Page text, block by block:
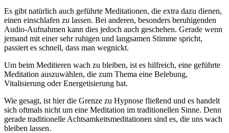
Es gibt natürlich auch geführte Meditationen, die extra dazu dienen,
einen einschlafen zu lassen. Bei anderen, besonders beruhigenden
Audio-Aufnahmen kann dies jedoch auch geschehen. Gerade wenn
jemand mit einer sehr ruhigen und langsamen Stimme spricht,
passiert es schnell, dass man wegnickt.
Um beim Meditieren wach zu bleiben, ist es hilfreich, eine geführte
Meditation auszuwählen, die zum Thema eine Belebung,
Vitalisierung oder Energetisierung hat.
Wie gesagt, ist hier die Grenze zu Hypnose fließend und es handelt
sich oftmals nicht um eine Meditation im traditionellen Sinne. Denn
gerade traditionelle Achtsamkeitsmeditationen sind es, die uns wach
bleiben lassen.